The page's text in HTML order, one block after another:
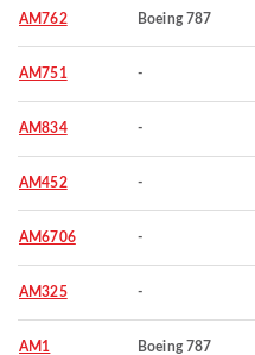
AM762 Boeing 787
AM751 -
AM834 -
AM452 -
AM6706 -
AM325 -
AM1 Boeing 787